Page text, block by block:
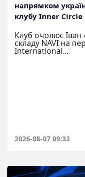
напрямком
клубу Inner Circle
Клуб очолює
складу NAVI на
International...
2026-08-07 09:32